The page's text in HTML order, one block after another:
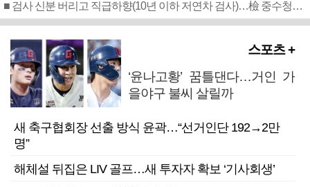
■ 검사 신분 버리고 직급하향(10년 이하 저연차 검사)…檢 중수청행 기피
스포츠 +
‘윤나고황’ 꿈틀댄다…거인 가
을야구 불씨 살릴까
새 축구협회장 선출 방식 윤곽…“선거인단 192→2만
명”
해체설 뒤집은 LIV 골프…새 투자자 확보 ‘기사회생’